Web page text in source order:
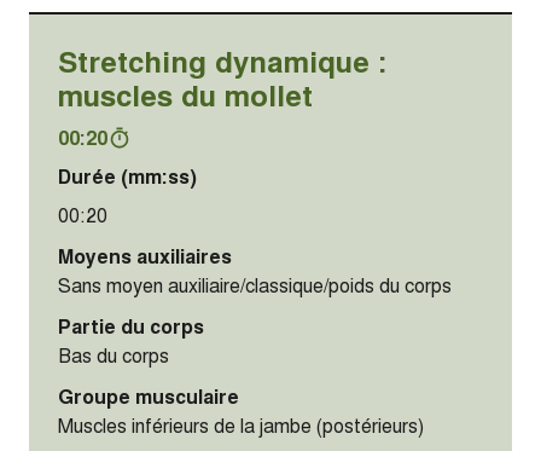
Stretching dynamique :
muscles du mollet
00:20
Durée (mm:ss)
00:20
Moyens auxiliaires
Sans moyen auxiliaire/classique/poids du corps
Partie du corps
Bas du corps
Groupe musculaire
Muscles inférieurs de la jambe (postérieurs)